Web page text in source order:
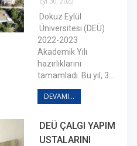
Dokuz Eylül
Üniversitesi (DEÜ)
2022-2023
Akademik Yılı
hazırlıklarını
tamamladı. Bu yıl, 3…
DEVAMI...
DEÜ ÇALGI YAPIM
USTALARINI